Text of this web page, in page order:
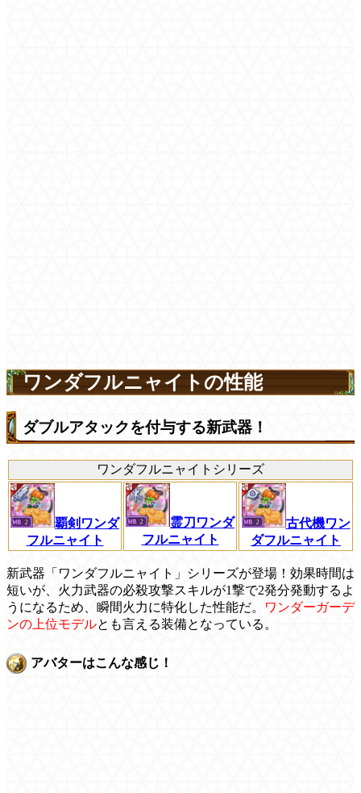
ワンダフルニャイトの性能
ダブルアタックを付与する新武器！
ワンダフルニャイトシリーズ
覇剣ワンダ
フルニャイト
霊刀ワンダ
フルニャイト
古代機ワン
ダフルニャイト
新武器「ワンダフルニャイト」シリーズが登場！効果時間は
短いが、火力武器の必殺攻撃スキルが1撃で2発分発動するよ
うになるため、瞬間火力に特化した性能だ。
ワンダーガーデ
ンの上位モデルとも言える装備となっている。
アバターはこんな感じ！